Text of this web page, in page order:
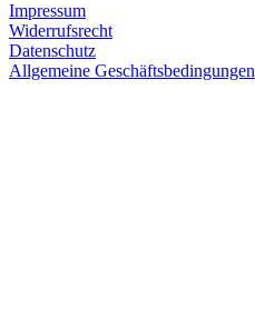
Impressum
Widerrufsrecht
Datenschutz
Allgemeine Geschäftsbedingungen